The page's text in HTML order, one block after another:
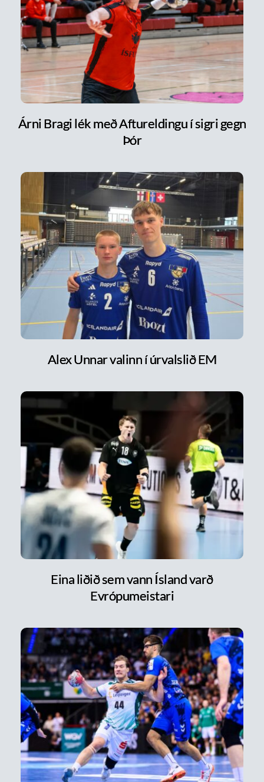
Árni Bragi lék með Aftureldingu í sigri gegn
Þór
Alex Unnar valinn í úrvalslið EM
Eina liðið sem vann Ísland varð
Evrópumeistari